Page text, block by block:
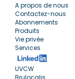
A propos de nous
Contactez-nous
Abonnements
Produits
Vie privée
Services
UVCW
Brulocalis